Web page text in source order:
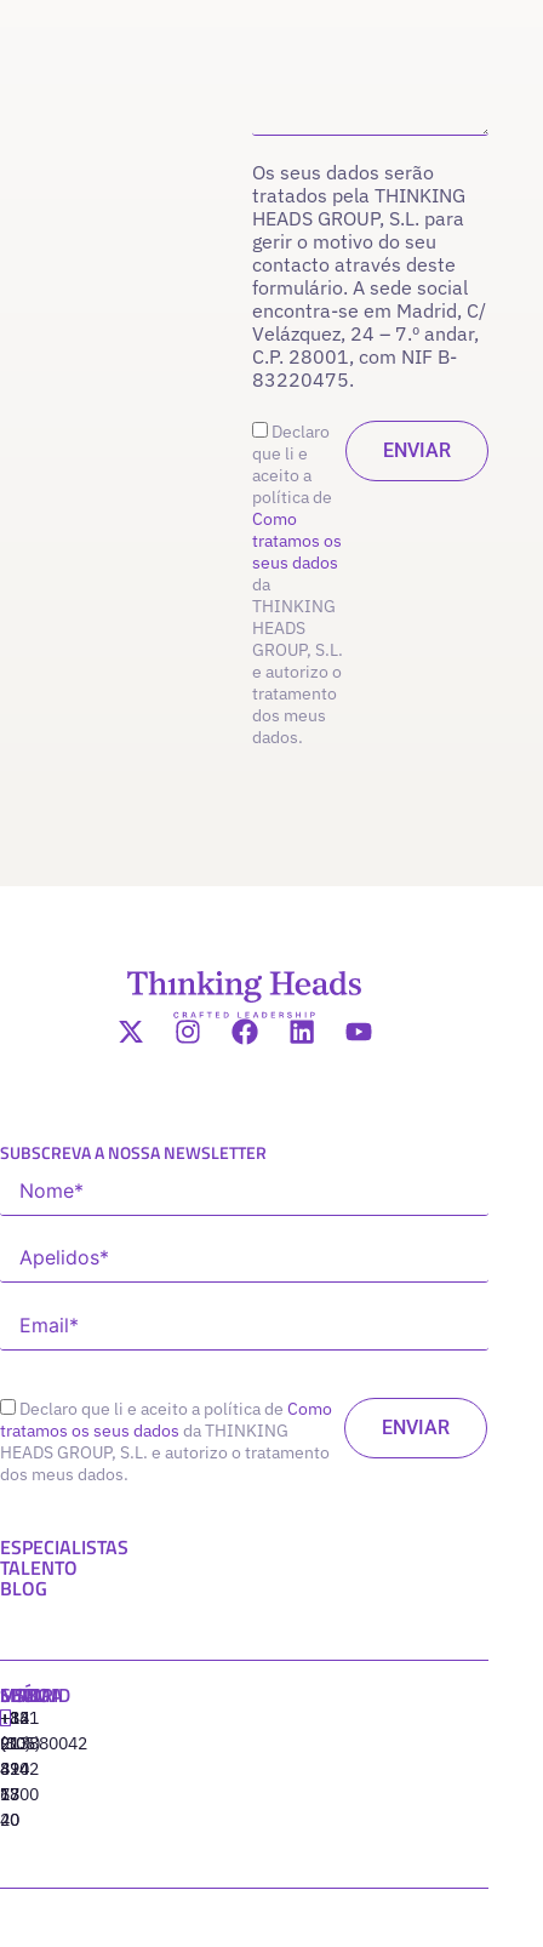
Os seus dados serão
tratados pela THINKING
HEADS GROUP, S.L. para
gerir o motivo do seu
contacto através deste
formulário. A sede social
encontra-se em Madrid, C/
Velázquez, 24 – 7.º andar,
C.P. 28001, com NIF B-
83220475.
Declaro
que li e
aceito a
política de
Como
tratamos os
seus dados
da
THINKING
HEADS
GROUP, S.L.
e autorizo o
tratamento
dos meus
dados.
SUBSCREVA A NOSSA NEWSLETTER
Declaro que li e aceito a política de Como
tratamos os seus dados da THINKING
HEADS GROUP, S.L. e autorizo o tratamento
dos meus dados.
ESPECIALISTAS
TALENTO
BLOG
MADRID
+34
91
310
77
40
MIAMI
+1
(305)
424
13
20
SEÚL
+82
(10)
8942
6800
LISBOA
‪+351
213880042